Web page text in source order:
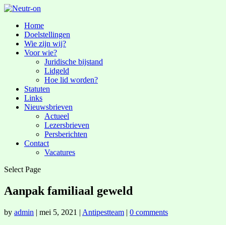
Home
Doelstellingen
Wie zijn wij?
Voor wie?
Juridische bijstand
Lidgeld
Hoe lid worden?
Statuten
Links
Nieuwsbrieven
Actueel
Lezersbrieven
Persberichten
Contact
Vacatures
Select Page
Aanpak familiaal geweld
by admin | mei 5, 2021 | Antipestteam | 0 comments